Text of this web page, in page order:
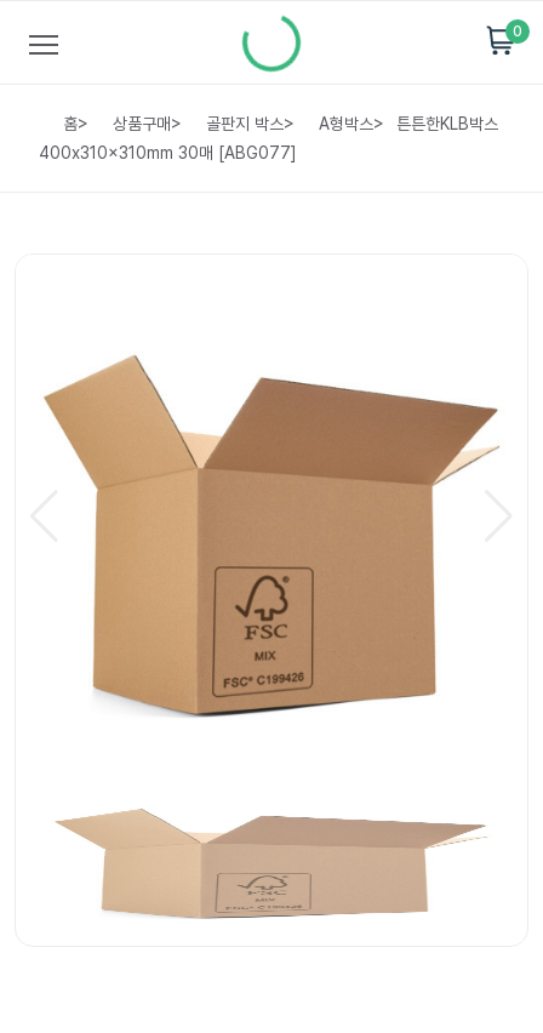
0
홈> 상품구매> 골판지 박스> A형박스>
튼튼한KLB박스
400x310x310mm 30매 [ABG077]